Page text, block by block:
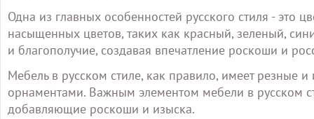
Одна из главных особенностей русского стиля - это
насыщенных цветов, таких как красный, зеленый,
и благополучие, создавая впечатление роскоши и
Мебель в русском стиле, как правило, имеет резные
орнаментами. Важным элементом мебели в русском
добавляющие роскоши и изыска.